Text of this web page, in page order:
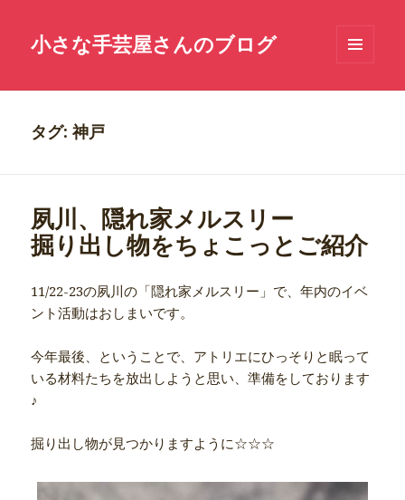
小さな手芸屋さんのブログ
ーとウ
タグ: 神戸
夙川、隠れ家メルスリー
掘り出し物をちょこっとご紹介
11/22-23の夙川の「隠れ家メルスリー」で、年内のイベ
ント活動はおしまいです。
今年最後、ということで、アトリエにひっそりと眠って
いる材料たちを放出しようと思い、準備をしております
♪
掘り出し物が見つかりますように☆☆☆